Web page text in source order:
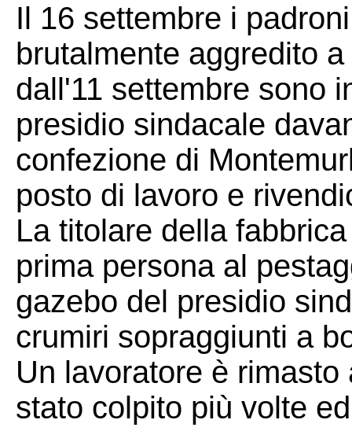
Il 16 settembre i
brutalmente aggredito
dall'11 settembre sono
presidio sindacale
confezione di
posto di lavoro e
La titolare della
prima persona al
gazebo del presidio
crumiri sopraggiunti a
Un lavoratore è
stato colpito più volte